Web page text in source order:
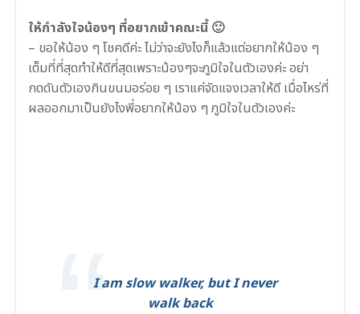
ให้กำลังใจน้องๆ ที่อยากเข้าคณะนี้ 🙂
– ขอให้น้อง ๆ โชคดีค่ะ ไม่ว่าจะยังไงก็แล้วแต่อยากให้น้อง ๆ
เต็มที่ที่สุดทำให้ดีที่สุดเพราะน้องๆจะภูมิใจในตัวเองค่ะ อย่า
กดดันตัวเองกินขนมอร่อย ๆ เราแค่จัดแจงเวลาให้ดี เมื่อไหร่ที่
ผลออกมาเป็นยังไงพี่อยากให้น้อง ๆ ภูมิใจในตัวเองค่ะ
I am slow walker, but I never
walk back